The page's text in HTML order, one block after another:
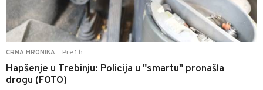
CRNA HRONIKA Pre 1 h
Hapšenje u Trebinju: Policija u "smartu" pronašla
drogu (FOTO)